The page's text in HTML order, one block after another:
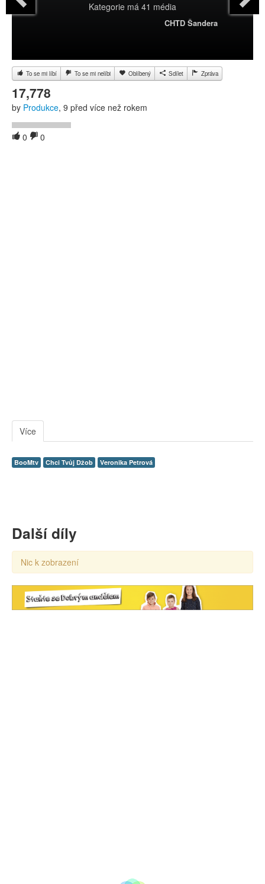
Kategorie má 41 média
CHTD Šandera
To se mi líbí To se mi nelíbi Oblíbený Sdílet Zpráva
17,778
by Produkce, 9 před více než rokem
0 0
Více
BooMtv Chci Tvůj Džob Veronika Petrová
Další díly
Nic k zobrazení